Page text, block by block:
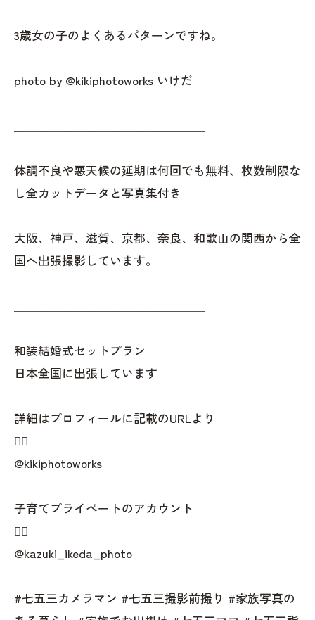
3歳女の子のよくあるパターンですね。
photo by @kikiphotoworks いけだ
体調不良や悪天候の延期は何回でも無料、枚数制限な
し全カットデータと写真集付き
大阪、神戸、滋賀、京都、奈良、和歌山の関西から全
国へ出張撮影しています。
和装結婚式セットプラン
日本全国に出張しています
詳細はプロフィールに記載のURLより
👇🏻
@kikiphotoworks
子育てプライベートのアカウント
👇🏻
@kazuki_ikeda_photo
#七五三カメラマン #七五三撮影前撮り #家族写真の